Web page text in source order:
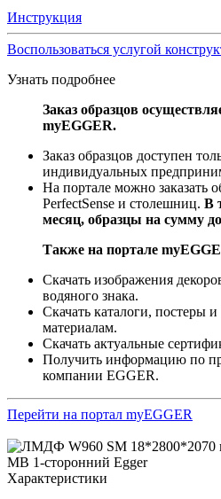
Инструкция
Воспользоваться услугой
Узнать подробнее
Заказ образцов
myEGGER.
Заказ образцов доступен
индивидуальных
На портале можно
PerfectSense и столешниц. В
месяц, образцы на сумму
Также на портале
Скачать изображения
водяного знака.
Скачать каталоги,
материалам.
Скачать актуальные
Получить информацию по
компании EGGER.
Перейти на портал myEGGER
Характеристики